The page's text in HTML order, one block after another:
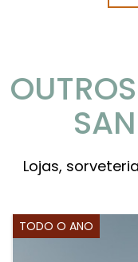
Lojas,
TODO O ANO